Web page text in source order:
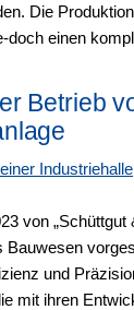
Die
doch einen
Betrieb
von „Schüttgut
Bauwesen
und
mit ihren